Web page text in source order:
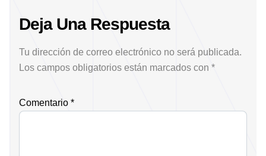
Deja Una Respuesta
Tu dirección de correo electrónico no será publicada.
Los campos obligatorios están marcados con *
Comentario *